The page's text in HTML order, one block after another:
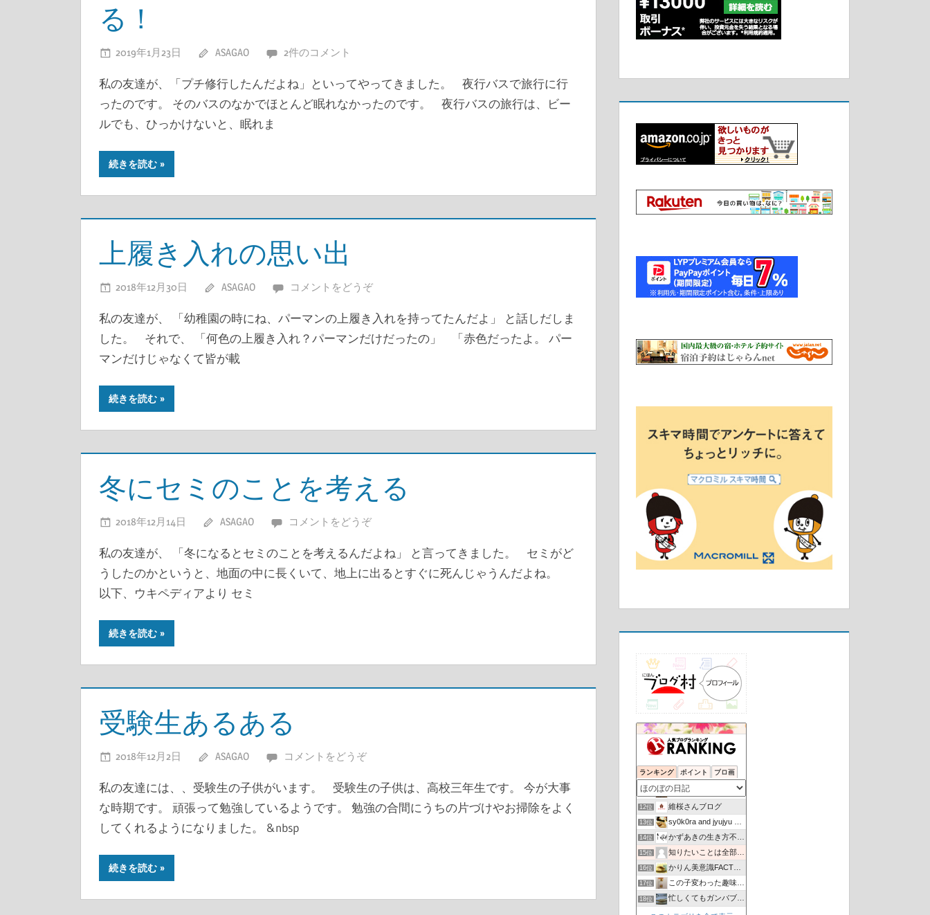
る！
2019年1月23日 ASAGAO 2件のコメント
私の友達が、「プチ修行したんだよね」といってやってきました。 夜行バスで旅行に行
ったのです。 そのバスのなかでほとんど眠れなかったのです。 夜行バスの旅行は、ビー
ルでも、ひっかけないと、眠れま
続きを読む
上履き入れの思い出
2018年12月30日 ASAGAO コメントをどうぞ
私の友達が、 「幼稚園の時にね、パーマンの上履き入れを持ってたんだよ」 と話しだしま
した。 それで、 「何色の上履き入れ？パーマンだけだったの」 「赤色だったよ。 パー
マンだけじゃなくて皆が載
続きを読む
冬にセミのことを考える
2018年12月14日 ASAGAO コメントをどうぞ
私の友達が、 「冬になるとセミのことを考えるんだよね」 と言ってきました。 セミがど
うしたのかというと、地面の中に長くいて、地上に出るとすぐに死んじゃうんだよね。
以下、ウキペディアより セミ
続きを読む
受験生あるある
2018年12月2日 ASAGAO コメントをどうぞ
私の友達には、、受験生の子供がいます。 受験生の子供は、高校三年生です。 今が大事
な時期です。 頑張って勉強しているようです。 勉強の合間にうちの片づけやお掃除をよく
してくれるようになりました。 &nbsp
続きを読む
ランキング ポイント ブロ画
8位 陽あたり良好
10位 仄香と自然の言葉達
11位 ビーグルはなちゃんと５０代夫婦の平凡な生活
12位 維桜さんブログ
13位 sy0k0ra and jyujyu and AI
14位 かずあきの生き方不器用な そんな男の日常☆
15位 知りたいことは全部教えてあげる
16位 かりん美意識FACTORY
17位 この子変わった趣味の持ち主だから…
18位 忙しくてもガンバブログ！
犬と虎の成長日記